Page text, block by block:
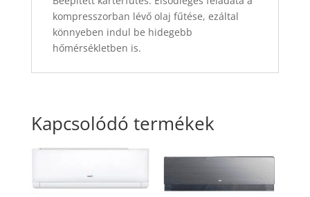
kompresszorban lévő olaj fűtése, ezáltal
könnyeben indul be hidegebb
hőmérsékletben is.
Kapcsolódó termékek